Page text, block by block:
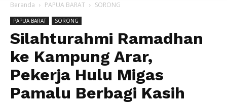
Beranda PAPUA BARAT SORONG
PAPUA BARAT SORONG
Silahturahmi Ramadhan
ke Kampung Arar,
Pekerja Hulu Migas
Pamalu Berbagi Kasih